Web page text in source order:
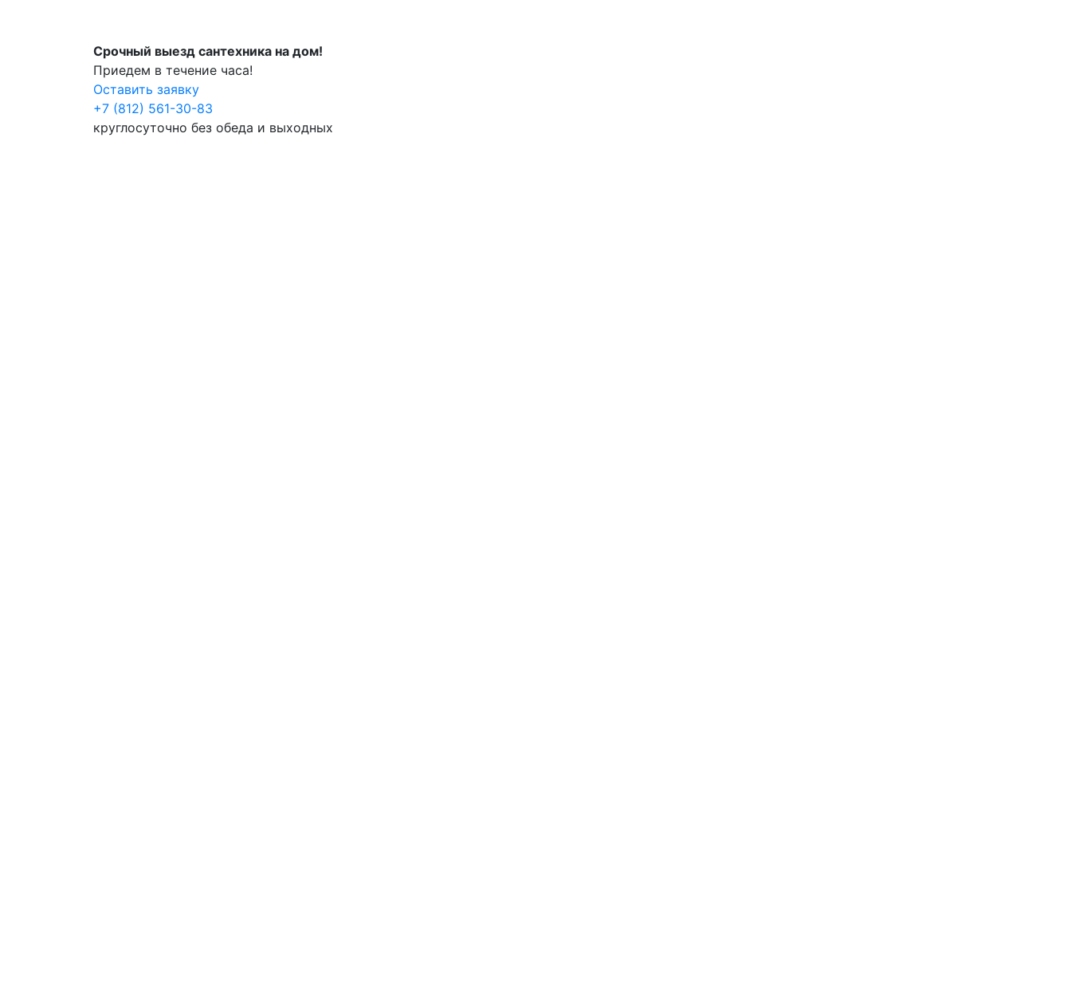
Срочный выезд сантехника на дом!
Приедем в течение часа!
Оставить заявку
+7 (812) 561-30-83
круглосуточно без обеда и выходных